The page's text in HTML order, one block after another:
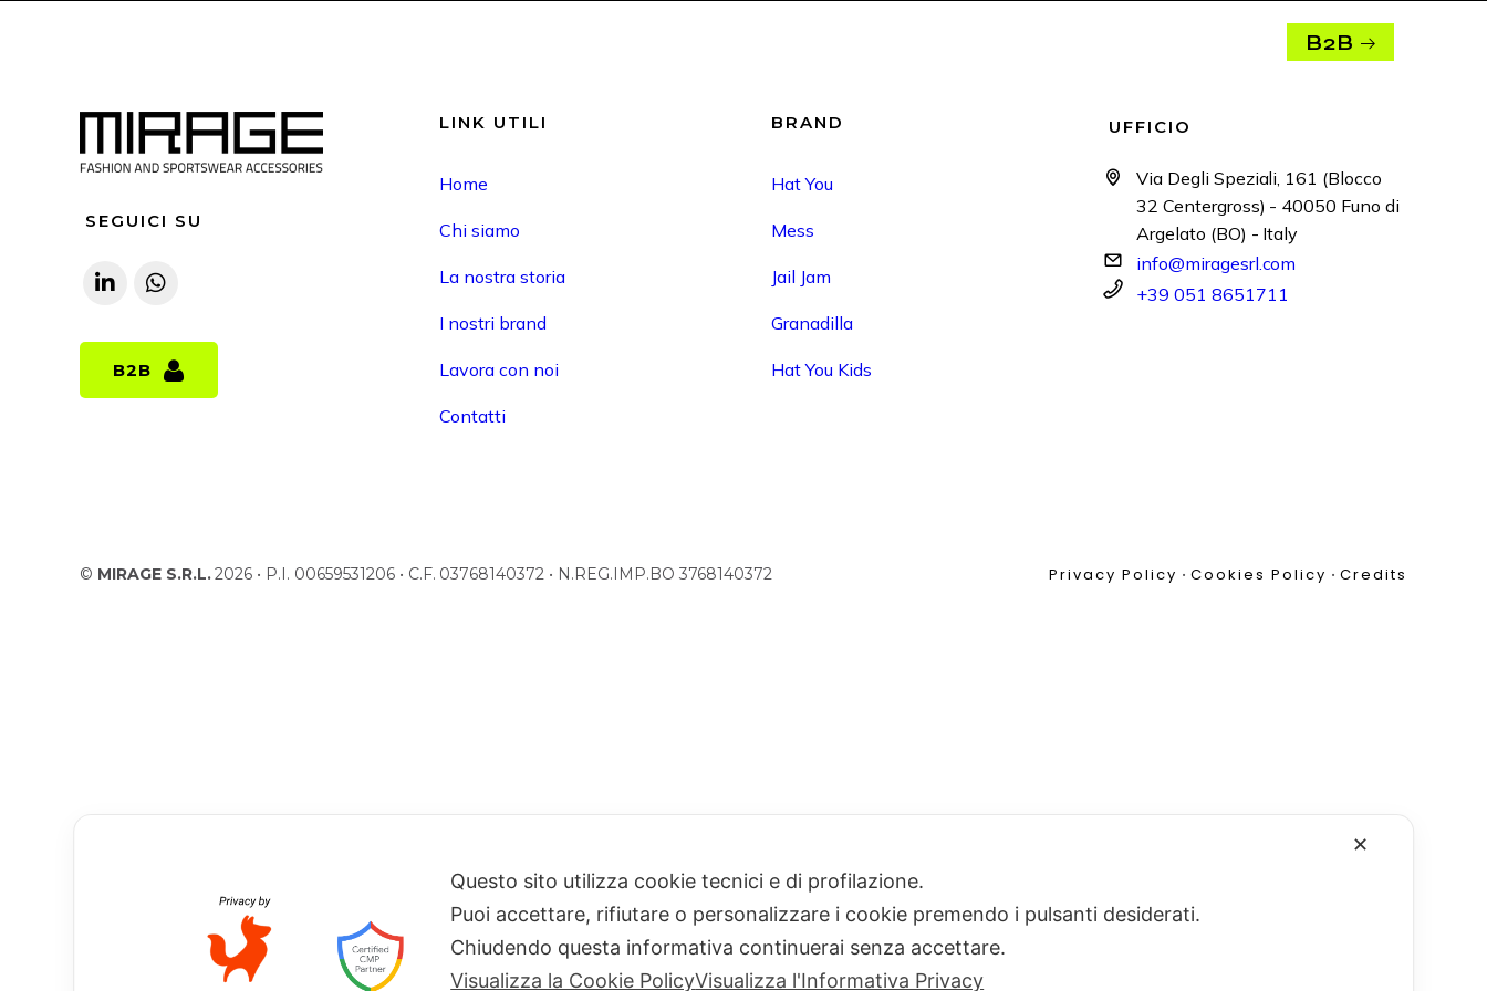
B2B
SEGUICI SU
B2B
B2B
LINK UTILI
Home
Chi siamo
La nostra storia
I nostri brand
Lavora con noi
Contatti
BRAND
Hat You
Mess
Jail Jam
Granadilla
Hat You Kids
UFFICIO
Via Degli Speziali, 161 (Blocco
32 Centergross) - 40050 Funo di
Argelato (BO) - Italy
info@miragesrl.com
+39 051 8651711
© MIRAGE S.R.L.2026 • P.I. 00659531206 • C.F. 03768140372 • N.REG.IMP.BO 3768140372 Privacy Policy •Cookies Policy • Credits
✕
Questo sito utilizza cookie tecnici e di profilazione.
Puoi accettare, rifiutare o personalizzare i cookie premendo i pulsanti desiderati.
Chiudendo questa informativa continuerai senza accettare.
Visualizza la Cookie PolicyVisualizza l'Informativa Privacy